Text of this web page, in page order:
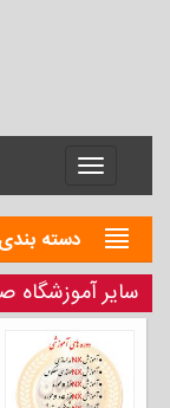
Menu
دسته
سایر آموزشگاه